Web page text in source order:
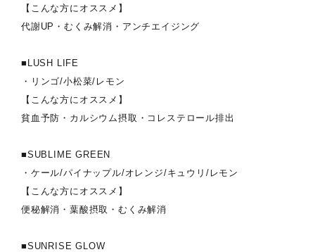
【こんな方にオススメ】
代謝UP・むくみ解消・アンチエイジング
■LUSH LIFE
・リンゴ/小松菜/レモン
【こんな方にオススメ】
貧血予防・カルシウム摂取・コレステロール排出
■SUBLIME GREEN
・ケール/パイナップル/オレンジ/キュウリ/レモン
【こんな方にオススメ】
便秘解消・葉酸摂取・むくみ解消
■SUNRISE GLOW